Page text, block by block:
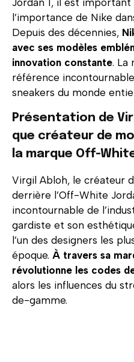
Jordan 1, il est
l’importance de Nike
Depuis des décennies,
avec ses modèles
innovation constante. La
référence
sneakers du monde
Présentation de
que créateur de
la marque Off-
Virgil Abloh, le créateur
derrière l’Off-White
incontournable de
gardiste et son
l’un des designers les
époque. À travers sa
révolutionne les codes
alors les influences du
de-gamme.